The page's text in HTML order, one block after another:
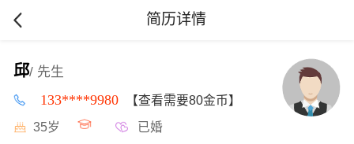
简历详情
邱/ 先生
133****9980 【查看需要80金币】
35岁 已婚